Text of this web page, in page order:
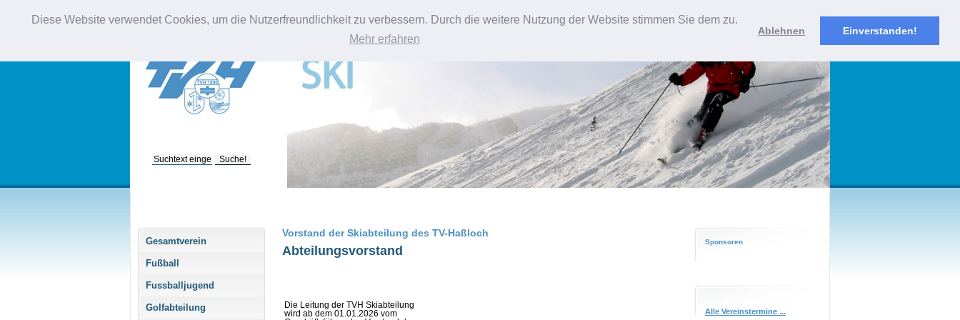
Diese Website verwendet Cookies, um die Nutzerfreundlichkeit zu verbessern. Durch die weitere Nutzung der Website stimmen Sie dem zu.
Mehr erfahren
Ablehnen Einverstanden!
Newsletter Termine Datenschutz Vereinssatzung Anfahrt Kontakt Downloads Links
Vorstand der Skiabteilung des TV-Haßloch
Abteilungsvorstand
Die Leitung der TVH Skiabteilung
wird ab dem 01.01.2026 vom
Sponsoren
Alle Vereinstermine ...
Gesamtverein
Fußball
Fussballjugend
Golfabteilung